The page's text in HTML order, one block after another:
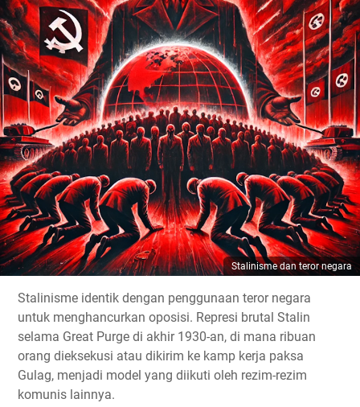
Stalinisme dan teror negara
Stalinisme identik dengan penggunaan teror negara
untuk menghancurkan oposisi. Represi brutal Stalin
selama Great Purge di akhir 1930-an, di mana ribuan
orang dieksekusi atau dikirim ke kamp kerja paksa
Gulag, menjadi model yang diikuti oleh rezim-rezim
komunis lainnya.